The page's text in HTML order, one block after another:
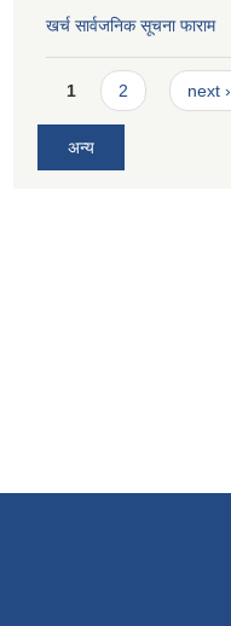
खर्च सार्वजनिक सूचना फाराम
Pages
1 2 next ›
अन्य